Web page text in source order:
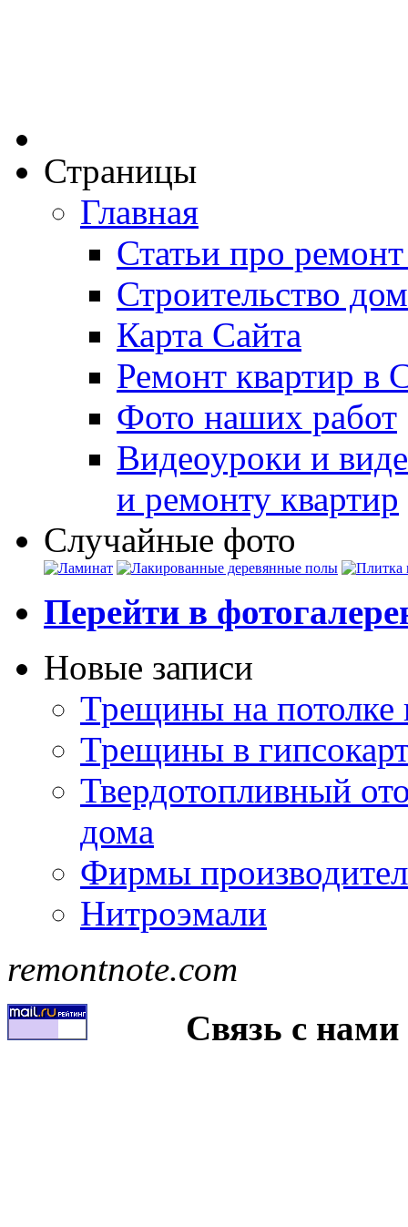
Страницы
Главная
Статьи про
Строительство
Карта Сайта
Ремонт квартир в
Фото наших работ
Видеоуроки и
и ремонту квартир
Случайные фото
Перейти в
Новые записи
Трещины на потолке
Трещины в
Твердотопливный
дома
Фирмы
Нитроэмали
remontnote.com
Связь с